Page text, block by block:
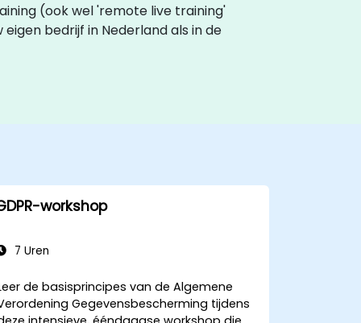
(ook wel 'remote live training'
bedrijf in Nederland als in de
workshop
7 Uren
de basisprincipes van de Algemene
Gegevensbescherming tijdens